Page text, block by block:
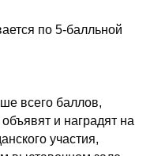
по 5-балльной
всего баллов,
и наградят на
участия,